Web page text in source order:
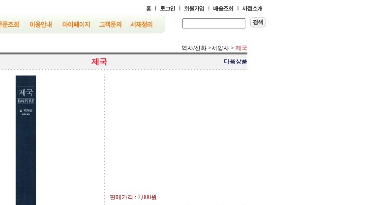
역사/신화 >서양사 > 제국
제국 다음상품
판매가격 : 7,000원